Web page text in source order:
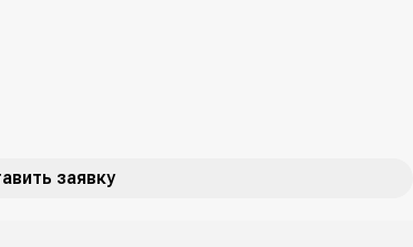
заявку